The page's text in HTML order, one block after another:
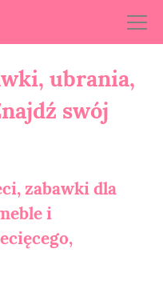
ubrania,
swój
zabawki dla
i